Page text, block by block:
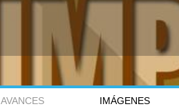
AVANCES IMÁGENES